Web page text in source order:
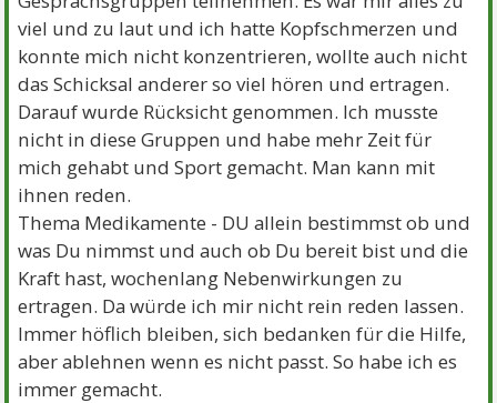
viel und zu laut und ich hatte Kopfschmerzen und
konnte mich nicht konzentrieren, wollte auch nicht
das Schicksal anderer so viel hören und ertragen.
Darauf wurde Rücksicht genommen. Ich musste
nicht in diese Gruppen und habe mehr Zeit für
mich gehabt und Sport gemacht. Man kann mit
ihnen reden.
Thema Medikamente - DU allein bestimmst ob und
was Du nimmst und auch ob Du bereit bist und die
Kraft hast, wochenlang Nebenwirkungen zu
ertragen. Da würde ich mir nicht rein reden lassen.
Immer höflich bleiben, sich bedanken für die Hilfe,
aber ablehnen wenn es nicht passt. So habe ich es
immer gemacht.